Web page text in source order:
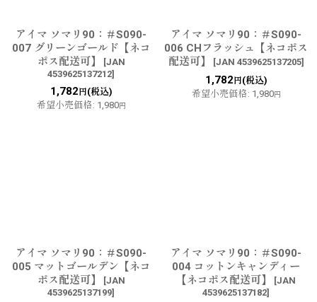
アイマ ソマリ90：＃S090-
007 グリーンゴールド【ネコ
ポス配送可】
[JAN
4539625137212]
1,782 円(税込)
希望小売価格: 1,980円
アイマ ソマリ90：＃S090-
006 CHフラッシュ【ネコポス
配送可】
[JAN 4539625137205]
1,782 円(税込)
希望小売価格: 1,980円
アイマ ソマリ90：＃S090-
005 マットゴールデン【ネコ
ポス配送可】
[JAN
4539625137199]
アイマ ソマリ90：＃S090-
004 コットンキャンディー
【ネコポス配送可】
[JAN
4539625137182]